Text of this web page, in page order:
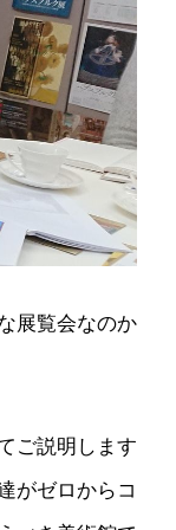
展覧会なのか
ご説明します
がゼロからコ